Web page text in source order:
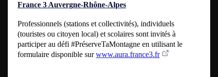
France 3 Auvergne-Rhône-Alpes
Professionnels (stations et collectivités), individuels
(touristes ou citoyen local) et scolaires sont invités à
participer au défi #PréserveTaMontagne en utilisant le
formulaire disponible surwww.aura.france3.fr